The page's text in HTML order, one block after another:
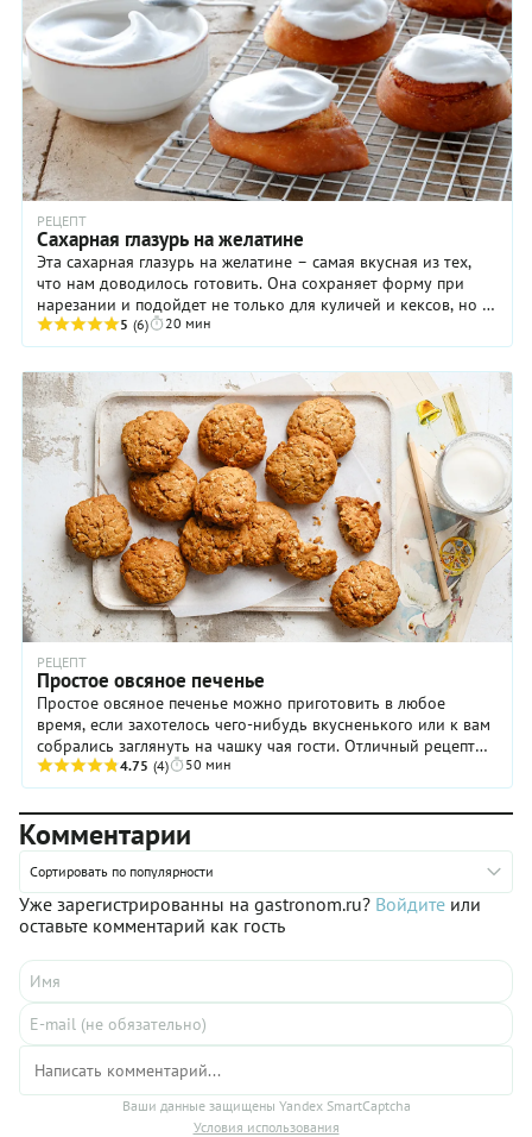
РЕЦЕПТ
Сахарная глазурь на желатине
Эта сахарная глазурь на желатине – самая вкусная из тех,
что нам доводилось готовить. Она сохраняет форму при
нарезании и подойдет не только для куличей и кексов, но и
для украшения ...
5 (6) 20 мин
РЕЦЕПТ
Простое овсяное печенье
Простое овсяное печенье можно приготовить в любое
время, если захотелось чего-нибудь вкусненького или к вам
собрались заглянуть на чашку чая гости. Отличный рецепт
такого лакомства вы найдете ниже! ...
4.75 (4) 50 мин
Комментарии
Сортировать по популярности
Уже зарегистрированны на gastronom.ru? Войдите или
оставьте комментарий как гость
Ваши данные защищены Yandex SmartCaptcha
Условия использования